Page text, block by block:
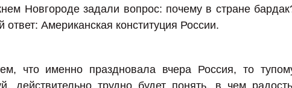
Новгороде задали вопрос: почему в стране
Американская конституция России.
что именно праздновала вчера Россия, то